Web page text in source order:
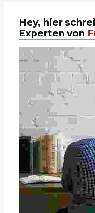
Hey, hier
Experten von